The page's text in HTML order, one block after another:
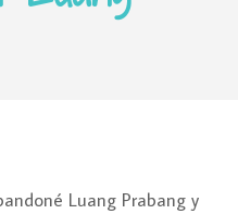
Luang Prabang y